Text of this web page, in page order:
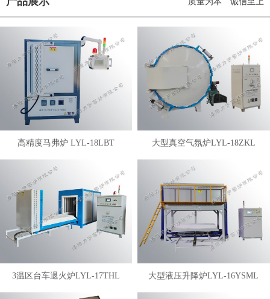
高精度马弗炉 LYL-18LBT 大型真空气氛炉LYL-18ZKL
3温区台车退火炉LYL-17THL 大型液压升降炉LYL-16YSML